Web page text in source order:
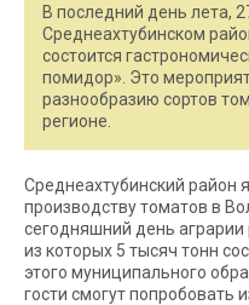
В последний день лета,
Среднеахтубинском
состоится
помидор». Это
разнообразию сортов
регионе.
Среднеахтубинский район
производству томатов в
сегодняшний день аграрии
из которых 5 тысяч тонн
этого муниципального
гости смогут попробовать